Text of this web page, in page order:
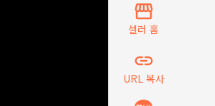
storefront
셀러 홈
insert_link
URL 복사